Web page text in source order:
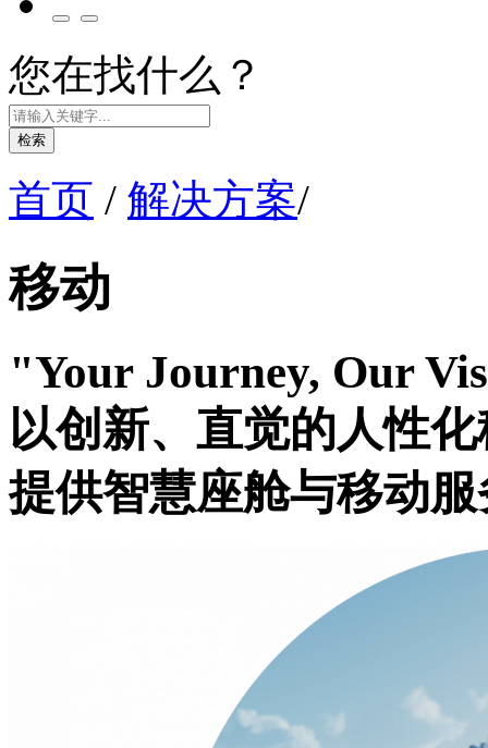
您在找什么？
检索
首页 / 解决方案/
移动
"Your Journey, Our
以创新、直觉的人性
提供智慧座舱与移动